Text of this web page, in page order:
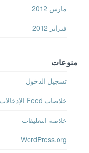
فبراير 2012
تسجيل الدخول
خلاصات Feed الإدخالات
خلاصة التعليقات
WordPress.org